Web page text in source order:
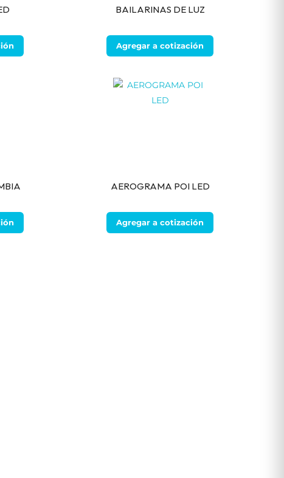
BAILARINAS DE LUZ
Agregar a cotización
AEROGRAMA POI LED
Agregar a cotización